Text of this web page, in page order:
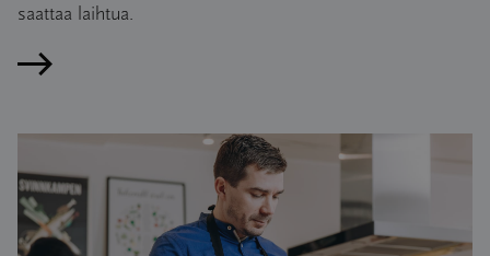
saattaa laihtua.
Lue artikkeli